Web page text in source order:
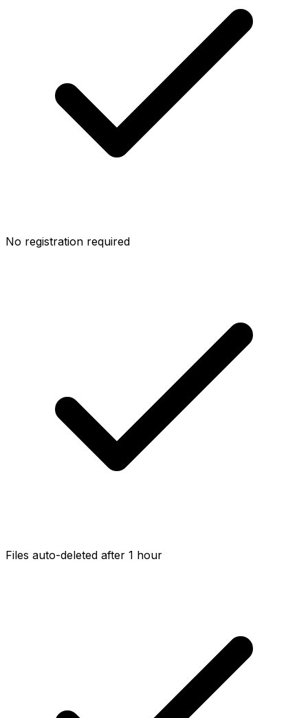
No registration required
Files auto-deleted after 1 hour